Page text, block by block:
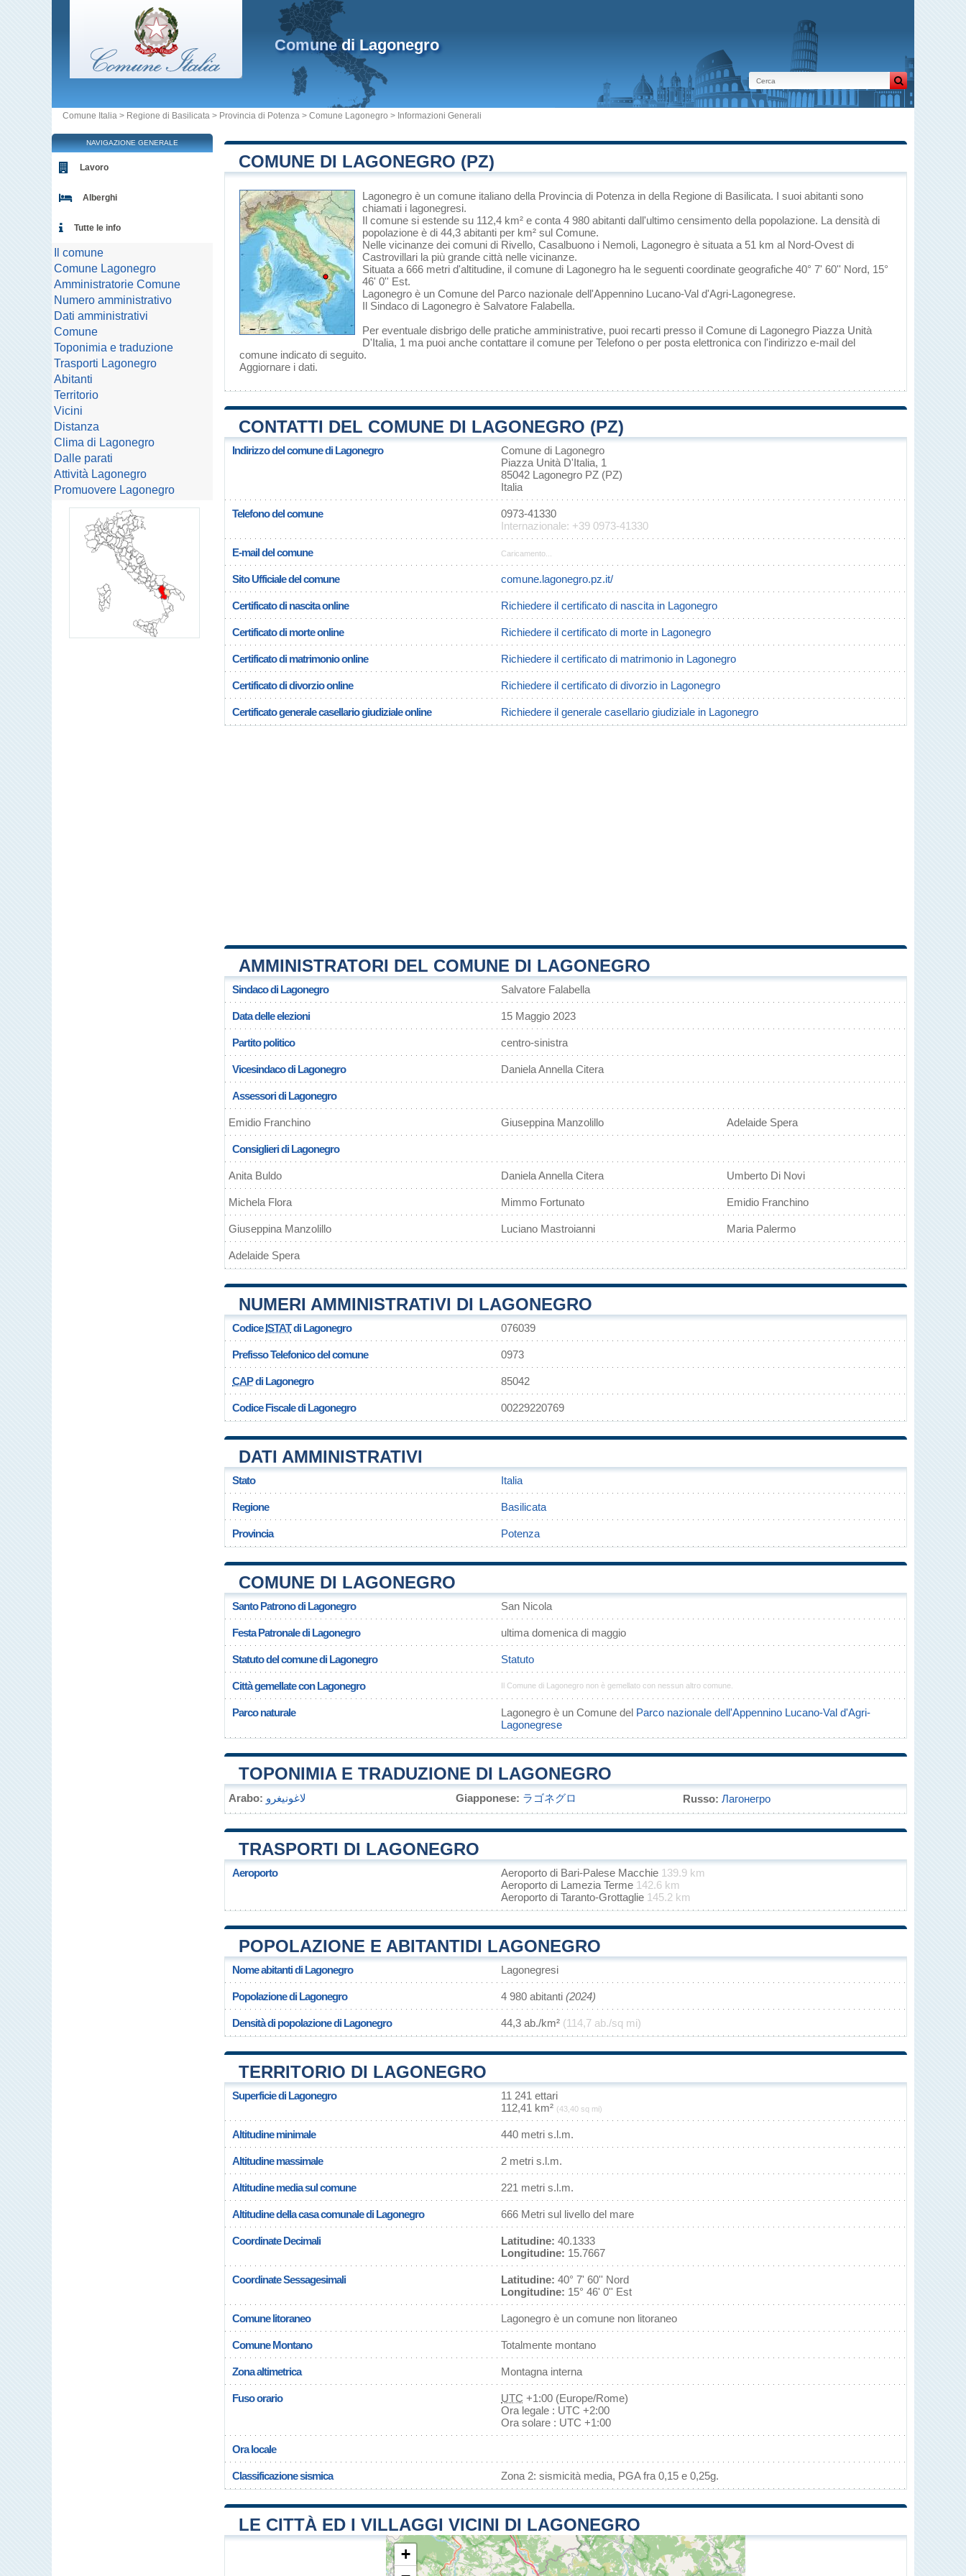
Comunedi Lagonegro
Comune Italia > Regione di Basilicata > Provincia di Potenza > Comune Lagonegro > Informazioni Generali
COMUNE DI LAGONEGRO (PZ)
Lagonegro è un comune italiano della Provincia di Potenza in della Regione di Basilicata. I suoi abitanti sono
chiamati i lagonegresi.
Il comune si estende su 112,4 km² e conta 4 980 abitanti dall'ultimo censimento della popolazione. La densità di
popolazione è di 44,3 abitanti per km² sul Comune.
Nelle vicinanze dei comuni di Rivello, Casalbuono i Nemoli, Lagonegro è situata a 51 km al Nord-Ovest di
Castrovillari la più grande città nelle vicinanze.
Situata a 666 metri d'altitudine, il comune di Lagonegro ha le seguenti coordinate geografiche 40° 7' 60'' Nord, 15°
46' 0'' Est.
Lagonegro è un Comune del Parco nazionale dell'Appennino Lucano-Val d'Agri-Lagonegrese.
Il Sindaco di Lagonegro è Salvatore Falabella.
Per eventuale disbrigo delle pratiche amministrative, puoi recarti presso il Comune di Lagonegro Piazza Unità
D'Italia, 1 ma puoi anche contattare il comune per Telefono o per posta elettronica con l'indirizzo e-mail del
comune indicato di seguito.
Aggiornare i dati.
CONTATTI DEL COMUNE DI LAGONEGRO (PZ)
Indirizzo del comune di Lagonegro
Comune di Lagonegro
Piazza Unità D'Italia, 1
85042 Lagonegro PZ (PZ)
Italia
Telefono del comune
0973-41330
Internazionale: +39 0973-41330
E-mail del comune Caricamento...
Sito Ufficiale del comune comune.lagonegro.pz.it/
Certificato di nascita online Richiedere il certificato di nascita in Lagonegro
Certificato di morte online Richiedere il certificato di morte in Lagonegro
Certificato di matrimonio online Richiedere il certificato di matrimonio in Lagonegro
Certificato di divorzio online Richiedere il certificato di divorzio in Lagonegro
Certificato generale casellario giudiziale online Richiedere il generale casellario giudiziale in Lagonegro
AMMINISTRATORI DEL COMUNE DI LAGONEGRO
Sindaco di Lagonegro Salvatore Falabella
Data delle elezioni 15 Maggio 2023
Partito politico centro-sinistra
Vicesindaco di Lagonegro Daniela Annella Citera
Assessori di Lagonegro
Emidio Franchino Giuseppina Manzolillo Adelaide Spera
Consiglieri di Lagonegro
Anita Buldo Daniela Annella Citera Umberto Di Novi
Michela Flora Mimmo Fortunato Emidio Franchino
Giuseppina Manzolillo Luciano Mastroianni Maria Palermo
Adelaide Spera
NUMERI AMMINISTRATIVI DI LAGONEGRO
CodiceISTATdi Lagonegro 076039
Prefisso Telefonico del comune 0973
CAPdi Lagonegro 85042
Codice Fiscale di Lagonegro 00229220769
DATI AMMINISTRATIVI
Stato Italia
Regione Basilicata
Provincia Potenza
COMUNE DI LAGONEGRO
Santo Patrono di Lagonegro San Nicola
Festa Patronale di Lagonegro ultima domenica di maggio
Statuto del comune di Lagonegro Statuto
Città gemellate con Lagonegro Il Comune di Lagonegro non è gemellato con nessun altro comune.
Parco naturale Lagonegro è un Comune del Parco nazionale dell'Appennino Lucano-Val d'Agri-
Lagonegrese
TOPONIMIA E TRADUZIONE DI LAGONEGRO
Arabo: لاغونيغرو Giapponese: ラゴネグロ Russo: Лагонегро
TRASPORTI DI LAGONEGRO
Aeroporto Aeroporto di Bari-Palese Macchie 139.9 km
Aeroporto di Lamezia Terme 142.6 km
Aeroporto di Taranto-Grottaglie 145.2 km
POPOLAZIONE E ABITANTIDI LAGONEGRO
Nome abitanti di Lagonegro Lagonegresi
Popolazione di Lagonegro 4 980 abitanti (2024)
Densità di popolazione di Lagonegro 44,3 ab./km² (114,7 ab./sq mi)
TERRITORIO DI LAGONEGRO
Superficie di Lagonegro
11 241 ettari
112,41 km² (43,40 sq mi)
Altitudine minimale 440 metri s.l.m.
Altitudine massimale 2 metri s.l.m.
Altitudine media sul comune 221 metri s.l.m.
Altitudine della casa comunale di Lagonegro 666 Metri sul livello del mare
Coordinate Decimali Latitudine: 40.1333
Longitudine: 15.7667
Coordinate Sessagesimali Latitudine: 40° 7' 60'' Nord
Longitudine: 15° 46' 0'' Est
Comune litoraneo Lagonegro è un comune non litoraneo
Comune Montano Totalmente montano
Zona altimetrica Montagna interna
Fuso orario UTC +1:00 (Europe/Rome)
Ora legale : UTC +2:00
Ora solare : UTC +1:00
Ora locale
Classificazione sismica Zona 2: sismicità media, PGA fra 0,15 e 0,25g.
LE CITTÀ ED I VILLAGGI VICINI DI LAGONEGRO
+
NAVIGAZIONE GENERALE
Lavoro
Alberghi
Tutte le info
Il comune
Comune Lagonegro
Amministratorie Comune
Numero amministrativo
Dati amministrativi
Comune
Toponimia e traduzione
Trasporti Lagonegro
Abitanti
Territorio
Vicini
Distanza
Clima di Lagonegro
Dalle parati
Attività Lagonegro
Promuovere Lagonegro